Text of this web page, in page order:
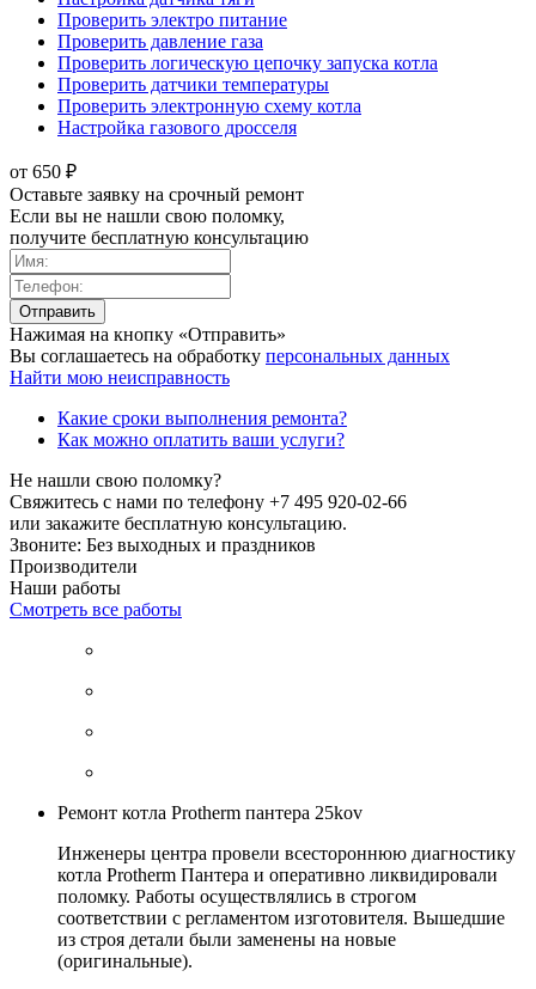
Проверить электро питание
Проверить давление газа
Проверить логическую цепочку запуска котла
Проверить датчики температуры
Проверить электронную схему котла
Настройка газового дросселя
от 650 ₽
Оставьте заявку на срочный ремонт
Если вы не нашли свою поломку,
получите бесплатную консультацию
Нажимая на кнопку «Отправить»
Вы соглашаетесь на обработку персональных данных
Найти мою неисправность
Какие сроки выполнения ремонта?
Как можно оплатить ваши услуги?
Не нашли свою поломку?
Свяжитесь с нами по телефону +7 495 920-02-66
или закажите бесплатную консультацию.
Звоните: Без выходных и праздников
Производители
Наши работы
Смотреть все работы
Ремонт котла Protherm пантера 25kov
Инженеры центра провели всестороннюю диагностику
котла Protherm Пантера и оперативно ликвидировали
поломку. Работы осуществлялись в строгом
соответствии с регламентом изготовителя. Вышедшие
из строя детали были заменены на новые
(оригинальные).